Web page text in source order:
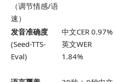
（调节情感/语
速）
发音准确度
(Seed-TTS-
Eval)
中文CER 0.97%
英文WER
1.84%